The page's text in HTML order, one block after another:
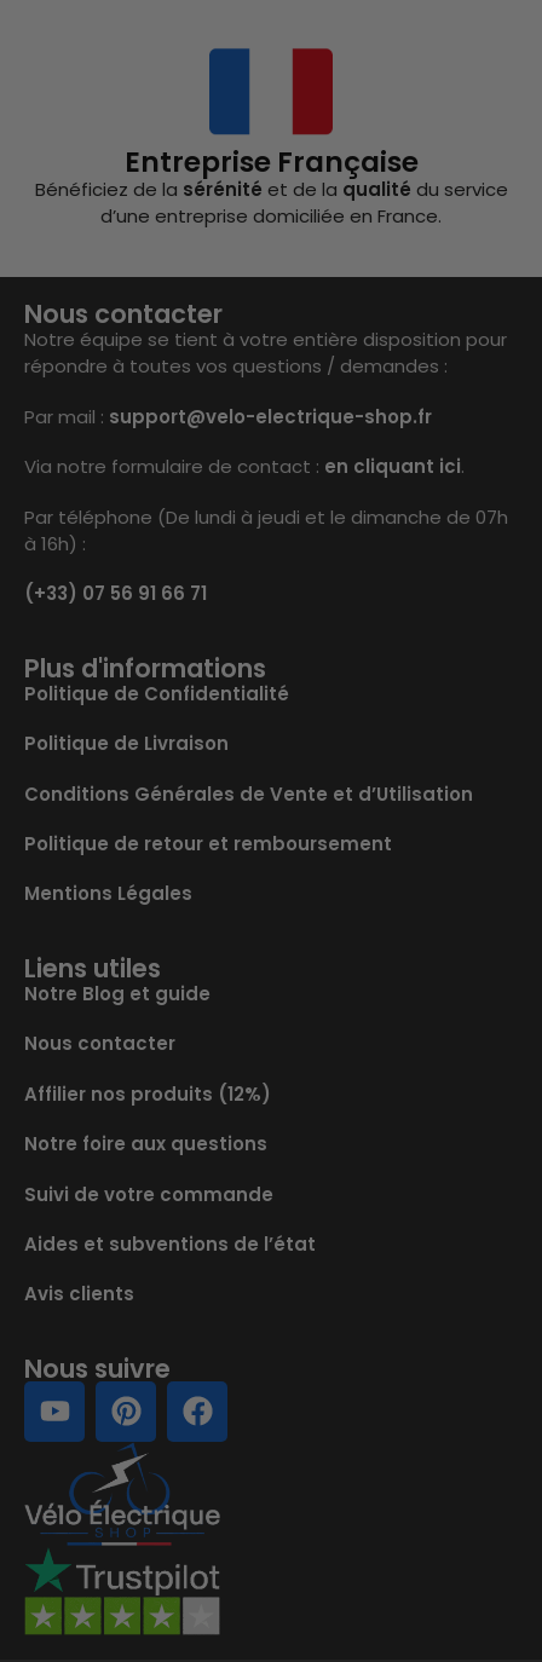
Entreprise Française
Bénéficiez de la sérénité et de la qualité du service
d’une entreprise domiciliée en France.
Nous contacter
Notre équipe se tient à votre entière disposition pour
répondre à toutes vos questions / demandes :
Par mail : support@velo-electrique-shop.fr
Via notre formulaire de contact : en cliquant ici.
Par téléphone (De lundi à jeudi et le dimanche de 07h
à 16h) :
(+33) 07 56 91 66 71
Plus d'informations
Politique de Confidentialité
Politique de Livraison
Conditions Générales de Vente et d’Utilisation
Politique de retour et remboursement
Mentions Légales
Liens utiles
Notre Blog et guide
Nous contacter
Affilier nos produits (12%)
Notre foire aux questions
Suivi de votre commande
Aides et subventions de l’état
Avis clients
Nous suivre